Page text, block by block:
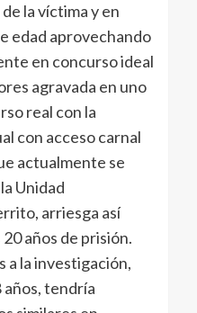
la víctima y en
edad aprovechando
en concurso ideal
agravada en uno
real con la
con acceso carnal
actualmente se
Unidad
arriesga así
años de prisión.
a la investigación,
años, tendría